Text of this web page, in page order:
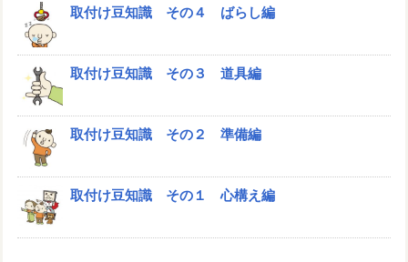
取付け豆知識 その４ ばらし編
取付け豆知識 その３ 道具編
取付け豆知識 その２ 準備編
取付け豆知識 その１ 心構え編